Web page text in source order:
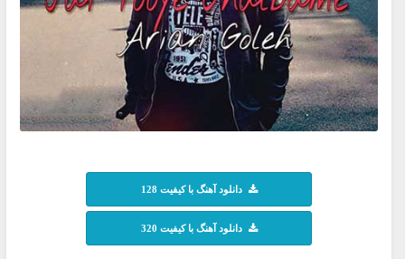
دانلود آهنگ با کیفیت 128
دانلود آهنگ با کیفیت 320